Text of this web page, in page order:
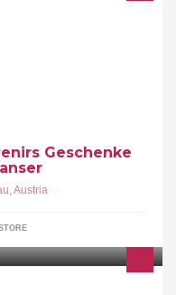
Geschenke
,Austria